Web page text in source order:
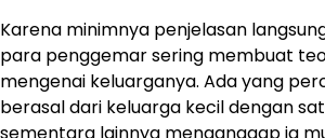
Karena minimnya penjelasan
para penggemar sering membuat
mengenai keluarganya. Ada yang
berasal dari keluarga kecil dengan
sementara lainnya menganggap ia